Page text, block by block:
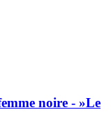
noire - »Le